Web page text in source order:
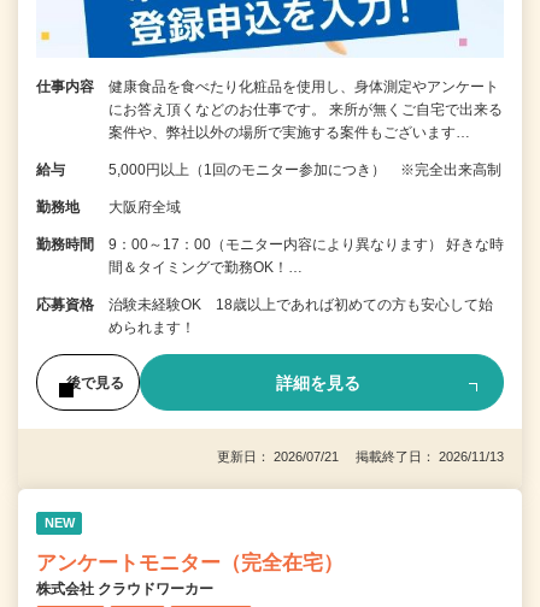
仕事内容
健康食品を食べたり化粧品を使用し、身体測定やアンケート
にお答え頂くなどのお仕事です。 来所が無くご自宅で出来る
案件や、弊社以外の場所で実施する案件もございます…
給与 5,000円以上（1回のモニター参加につき） ※完全出来高制
勤務地 大阪府全域
勤務時間
9：00～17：00（モニター内容により異なります） 好きな時
間＆タイミングで勤務OK！…
応募資格
治験未経験OK 18歳以上であれば初めての方も安心して始
められます！
後で見る 詳細を見る
更新日： 2026/07/21 掲載終了日： 2026/11/13
NEW
アンケートモニター（完全在宅）
株式会社 クラウドワーカー